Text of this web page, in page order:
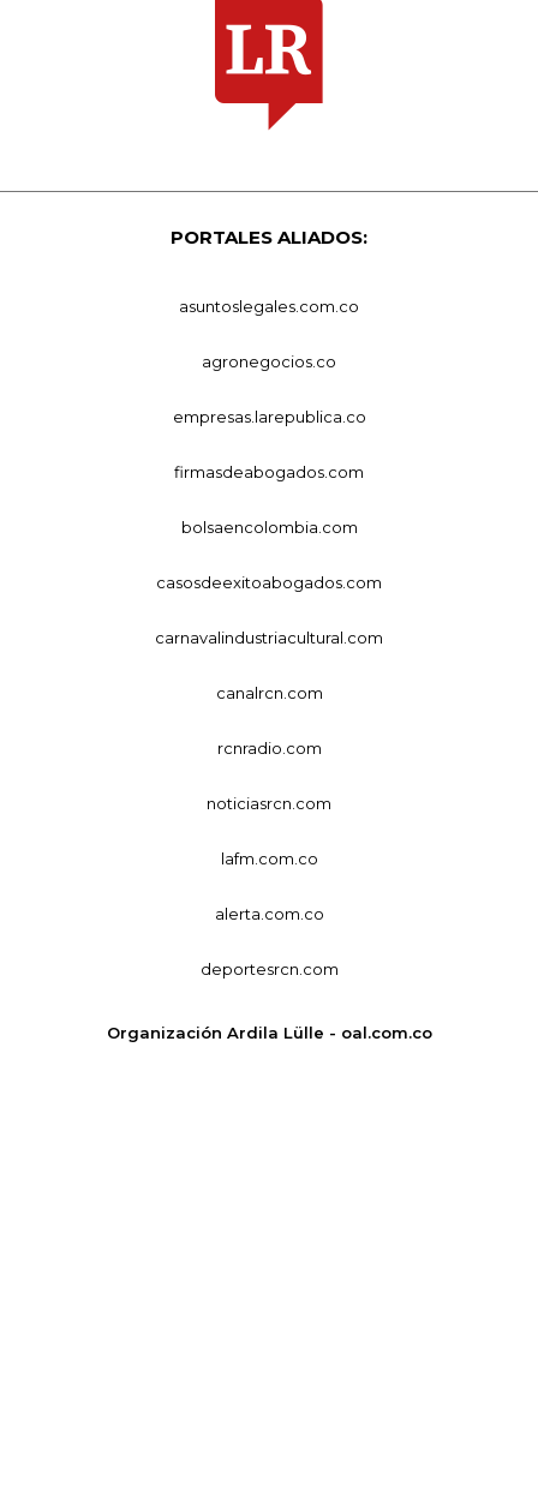
PORTALES ALIADOS:
asuntoslegales.com.co
agronegocios.co
empresas.larepublica.co
firmasdeabogados.com
bolsaencolombia.com
casosdeexitoabogados.com
carnavalindustriacultural.com
canalrcn.com
rcnradio.com
noticiasrcn.com
lafm.com.co
alerta.com.co
deportesrcn.com
Organización Ardila Lülle - oal.com.co